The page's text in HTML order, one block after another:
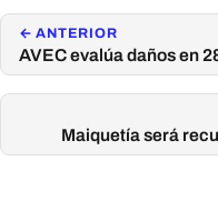
← ANTERIOR
AVEC evalúa daños en
Maiquetía será